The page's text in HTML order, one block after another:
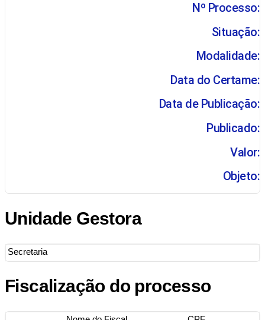
Nº Processo:
Situação:
Modalidade:
Data do Certame:
Data de Publicação:
Publicado:
Valor:
Objeto:
Unidade Gestora
Secretaria
Fiscalização do processo